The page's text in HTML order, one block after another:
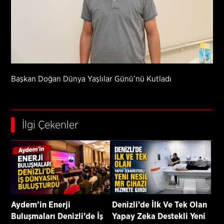
Başkan Doğan Dünya Yaşlılar Günü’nü Kutladı
İlgi Çekenler
Aydem’in Enerji
Buluşmaları Denizli’de İş
Denizli’de İlk Ve Tek Olan
Yapay Zeka Destekli Yeni